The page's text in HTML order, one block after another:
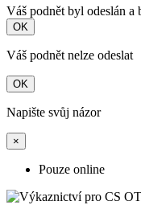
Váš podnět byl odeslán a
OK
Váš podnět nelze odeslat
OK
Napište svůj názor
×
Pouze online